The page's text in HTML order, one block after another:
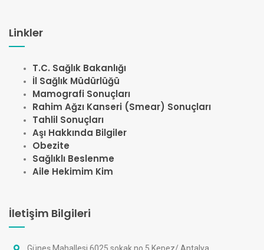
Linkler
T.C. Sağlık Bakanlığı
İl Sağlık Müdürlüğü
Mamografi Sonuçları
Rahim Ağzı Kanseri (Smear) Sonuçları
Tahlil Sonuçları
Aşı Hakkında Bilgiler
Obezite
Sağlıklı Beslenme
Aile Hekimim Kim
İletişim Bilgileri